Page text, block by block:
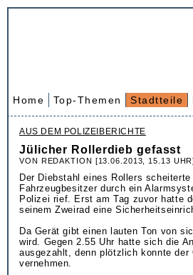
Home Top-Themen Stadtteile
AUS DEM POLIZEIBERICHTE
Jülicher Rollerdieb gefasst
VON REDAKTION [13.06.2013, 15.13
Der Diebstahl eines Rollers
Fahrzeugbesitzer durch ein
Polizei rief. Erst am Tag zuvor hatte
seinem Zweirad eine
Da Gerät gibt einen lauten Ton von
wird. Gegen 2.55 Uhr hatte sich die
ausgezahlt, denn plötzlich konnte der
vernehmen.